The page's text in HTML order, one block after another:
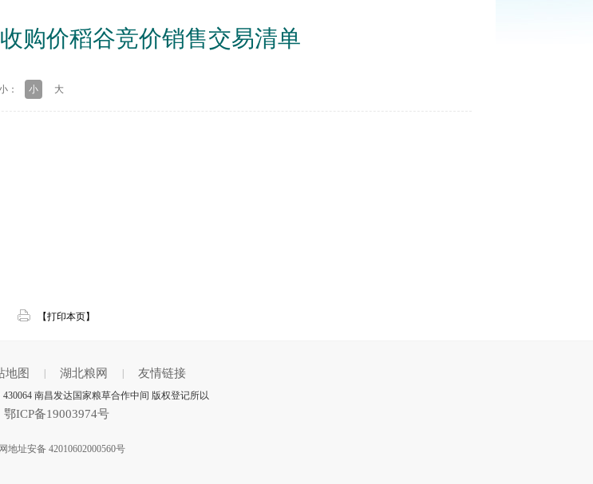
购价稻谷竞价销售交易清单
： 小 大
【打印本页】
地图 湖北粮网 友情链接
南昌发达国家粮草合作中间 版权登记所以
鄂ICP备19003974号
地址安备 42010602000560号